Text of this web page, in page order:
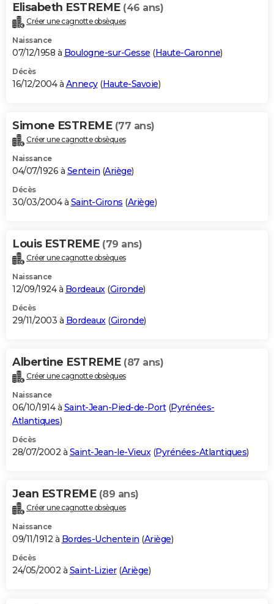
Elisabeth ESTREME (46 ans)
Créer une cagnotte obsèques
Naissance
07/12/1958 à Boulogne-sur-Gesse (Haute-Garonne)
Décès
16/12/2004 à Annecy(Haute-Savoie)
Simone ESTREME (77 ans)
Créer une cagnotte obsèques
Naissance
04/07/1926 à Sentein (Ariège)
Décès
30/03/2004 à Saint-Girons (Ariège)
Louis ESTREME (79 ans)
Créer une cagnotte obsèques
Naissance
12/09/1924 à Bordeaux(Gironde)
Décès
29/11/2003 à Bordeaux(Gironde)
Albertine ESTREME (87 ans)
Créer une cagnotte obsèques
Naissance
06/10/1914 à Saint-Jean-Pied-de-Port(Pyrénées-
Atlantiques)
Décès
28/07/2002 à Saint-Jean-le-Vieux(Pyrénées-Atlantiques)
Jean ESTREME (89 ans)
Créer une cagnotte obsèques
Naissance
09/11/1912 à Bordes-Uchentein (Ariège)
Décès
24/05/2002 à Saint-Lizier(Ariège)